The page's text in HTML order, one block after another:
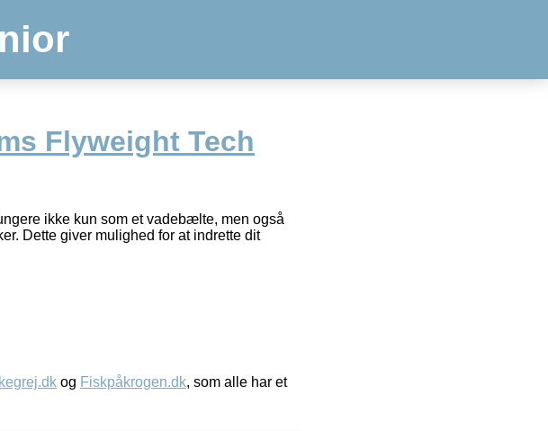
Flyweight Tech
ikke kun som et vadebælte, men også
Dette giver mulighed for at indrette dit
og Fiskpåkrogen.dk, som alle har et